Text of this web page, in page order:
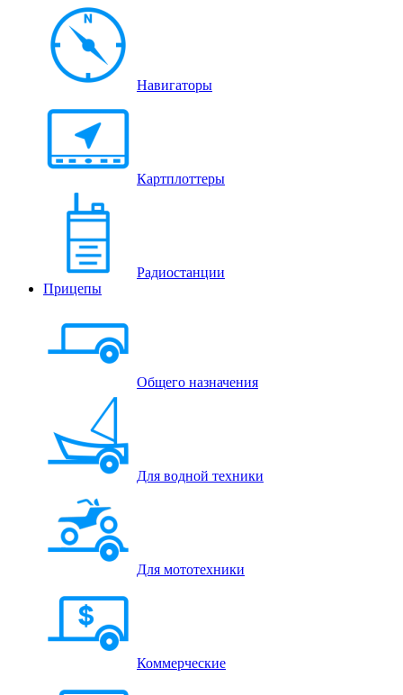
Навигаторы
Картплоттеры
Радиостанции
Прицепы
Общего назначения
Для водной техники
Для мототехники
Коммерческие